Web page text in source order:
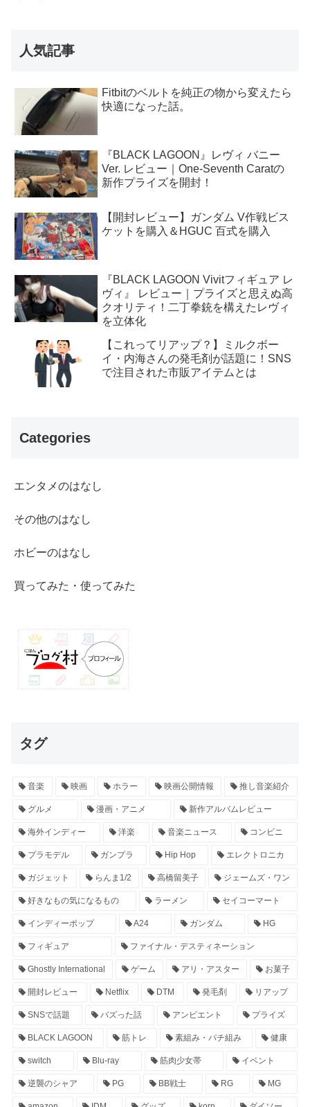
人気記事
Fitbitのベルトを純正の物から変えたら
快適になった話。
『BLACK LAGOON』レヴィ バニー
Ver. レビュー｜One-Seventh Caratの
新作プライズを開封！
【開封レビュー】ガンダム V作戦ビス
ケットを購入＆HGUC 百式を購入
『BLACK LAGOON Vivitフィギュア レ
ヴィ』 レビュー｜プライズと思えぬ高
クオリティ！二丁拳銃を構えたレヴィ
を立体化
【これってリアップ？】ミルクボー
イ・内海さんの発毛剤が話題に！SNS
で注目された市販アイテムとは
Categories
エンタメのはなし
その他のはなし
ホビーのはなし
買ってみた・使ってみた
タグ
音楽 映画 ホラー 映画公開情報 推し音楽紹介
グルメ 漫画・アニメ 新作アルバムレビュー
海外インディー 洋楽 音楽ニュース コンビニ
プラモデル ガンプラ Hip Hop エレクトロニカ
ガジェット らんま1/2 高橋留美子 ジェームズ・ワン
好きなもの気になるもの ラーメン セイコーマート
インディーポップ A24 ガンダム HG
フィギュア ファイナル・デスティネーション
Ghostly International ゲーム アリ・アスター お菓子
開封レビュー Netflix DTM 発毛剤 リアップ
SNSで話題 バズった話 アンビエント プライズ
BLACK LAGOON 筋トレ 素組み・パチ組み 健康
switch Blu-ray 筋肉少女帯 イベント
逆襲のシャア PG BB戦士 RG MG